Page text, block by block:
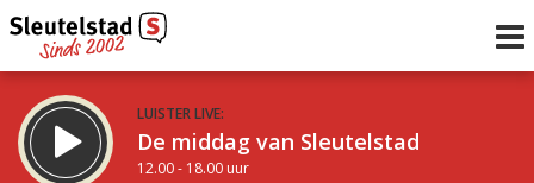
LUISTER LIVE:
De middag van Sleutelstad
12.00 - 18.00 uur